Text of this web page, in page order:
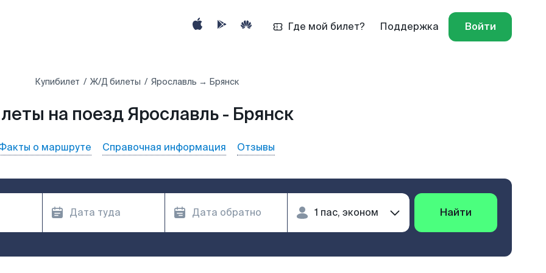
Где мой билет? Поддержка Войти
Купибилет Ж/Д билеты Ярославль → Брянск
на поезд Ярославль - Брянск
о маршруте Справочная информация Отзывы
Найти